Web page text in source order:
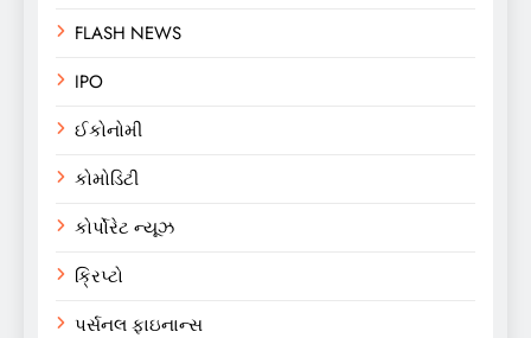
FLASH NEWS
IPO
ઈકોનોમી
કોમોડિટી
કોર્પોરેટ ન્યૂઝ
ક્રિપ્ટો
પર્સનલ ફાઇનાન્સ